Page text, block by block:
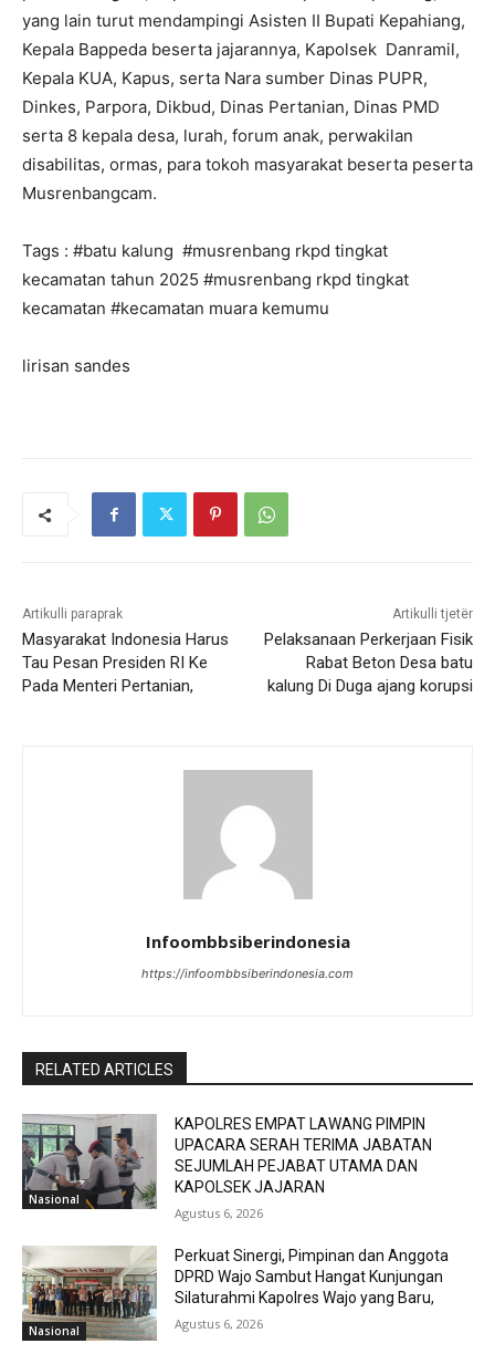
yang lain turut mendampingi Asisten II Bupati Kepahiang,
Kepala Bappeda beserta jajarannya, Kapolsek Danramil,
Kepala KUA, Kapus, serta Nara sumber Dinas PUPR,
Dinkes, Parpora, Dikbud, Dinas Pertanian, Dinas PMD
serta 8 kepala desa, lurah, forum anak, perwakilan
disabilitas, ormas, para tokoh masyarakat beserta peserta
Musrenbangcam.
Tags : #batu kalung #musrenbang rkpd tingkat
kecamatan tahun 2025 #musrenbang rkpd tingkat
kecamatan #kecamatan muara kemumu
lirisan sandes
Artikulli paraprak
Masyarakat Indonesia Harus
Tau Pesan Presiden RI Ke
Pada Menteri Pertanian,
Artikulli tjetër
Pelaksanaan Perkerjaan Fisik
Rabat Beton Desa batu
kalung Di Duga ajang korupsi
Infoombbsiberindonesia
https://infoombbsiberindonesia.com
RELATED ARTICLES
Nasional
KAPOLRES EMPAT LAWANG PIMPIN
UPACARA SERAH TERIMA JABATAN
SEJUMLAH PEJABAT UTAMA DAN
KAPOLSEK JAJARAN
Agustus 6, 2026
Nasional
Perkuat Sinergi, Pimpinan dan Anggota
DPRD Wajo Sambut Hangat Kunjungan
Silaturahmi Kapolres Wajo yang Baru,
Agustus 6, 2026